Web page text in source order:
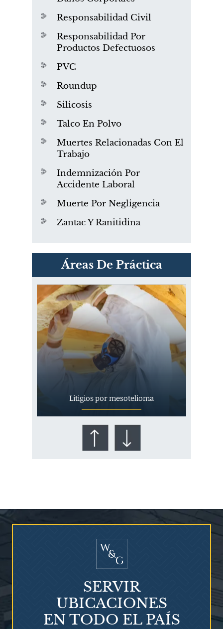
Responsabilidad Civil
Responsabilidad Por
Productos Defectuosos
PVC
Roundup
Silicosis
Talco En Polvo
Muertes Relacionadas Con El
Trabajo
Indemnización Por
Accidente Laboral
Muerte Por Negligencia
Zantac Y Ranitidina
Áreas De Práctica
PVC Cloruro de polivinilo
Exposición
Litigios por mesotelioma
¿Quién corre el riesgo de
SERVIR
UBICACIONES
EN TODO EL PAÍS